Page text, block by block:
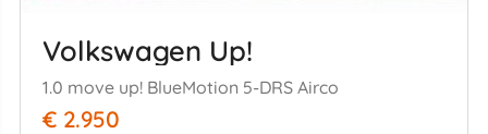
Volkswagen Up!
1.0 move up! BlueMotion 5-DRS Airco
€ 2.950